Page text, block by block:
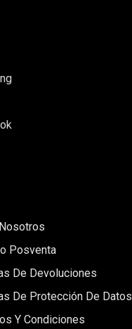
Posventa
De Devoluciones
De Protección De Datos
Y Condiciones